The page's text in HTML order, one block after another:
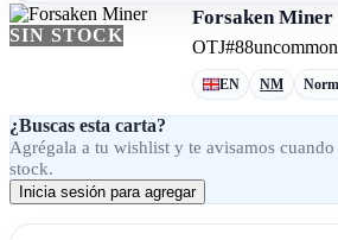
SIN STOCK
Forsaken Miner
OTJ#88uncommon
EN NM
¿Buscas esta carta?
Agrégala a tu wishlist y te avisamos
stock.
Inicia sesión para agregar